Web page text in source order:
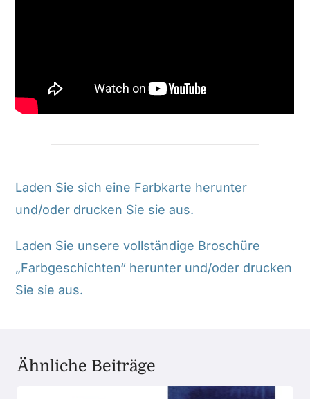
Laden Sie sich eine Farbkarte herunter
und/oder drucken Sie sie aus.
Laden Sie unsere vollständige Broschüre
„Farbgeschichten“ herunter und/oder drucken
Sie sie aus.
Ähnliche Beiträge